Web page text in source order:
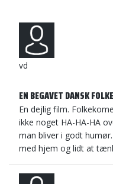
vd
EN BEGAVET DANSK
En dejlig film.
ikke noget HA-HA-HA
man bliver i godt
med hjem og lidt at